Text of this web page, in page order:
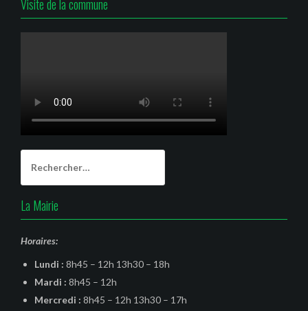
Visite de la commune
La Mairie
Horaires:
Lundi : 8h45 – 12h 13h30 – 18h
Mardi : 8h45 – 12h
Mercredi : 8h45 – 12h 13h30 – 17h